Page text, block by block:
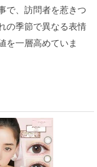
で、訪問者を惹きつ
の季節で異なる表情
を一層高めていま